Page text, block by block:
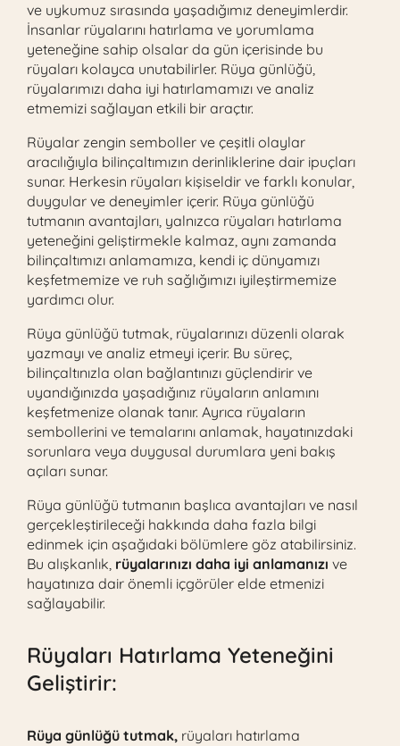
ve uykumuz sırasında yaşadığımız deneyimlerdir.
İnsanlar rüyalarını hatırlama ve yorumlama
yeteneğine sahip olsalar da gün içerisinde bu
rüyaları kolayca unutabilirler. Rüya günlüğü,
rüyalarımızı daha iyi hatırlamamızı ve analiz
etmemizi sağlayan etkili bir araçtır.
Rüyalar zengin semboller ve çeşitli olaylar
aracılığıyla bilinçaltımızın derinliklerine dair ipuçları
sunar. Herkesin rüyaları kişiseldir ve farklı konular,
duygular ve deneyimler içerir. Rüya günlüğü
tutmanın avantajları, yalnızca rüyaları hatırlama
yeteneğini geliştirmekle kalmaz, aynı zamanda
bilinçaltımızı anlamamıza, kendi iç dünyamızı
keşfetmemize ve ruh sağlığımızı iyileştirmemize
yardımcı olur.
Rüya günlüğü tutmak, rüyalarınızı düzenli olarak
yazmayı ve analiz etmeyi içerir. Bu süreç,
bilinçaltınızla olan bağlantınızı güçlendirir ve
uyandığınızda yaşadığınız rüyaların anlamını
keşfetmenize olanak tanır. Ayrıca rüyaların
sembollerini ve temalarını anlamak, hayatınızdaki
sorunlara veya duygusal durumlara yeni bakış
açıları sunar.
Rüya günlüğü tutmanın başlıca avantajları ve nasıl
gerçekleştirileceği hakkında daha fazla bilgi
edinmek için aşağıdaki bölümlere göz atabilirsiniz.
Bu alışkanlık, rüyalarınızı daha iyi anlamanızı ve
hayatınıza dair önemli içgörüler elde etmenizi
sağlayabilir.
Rüyaları Hatırlama Yeteneğini
Geliştirir:
Rüya günlüğü tutmak, rüyaları hatırlama